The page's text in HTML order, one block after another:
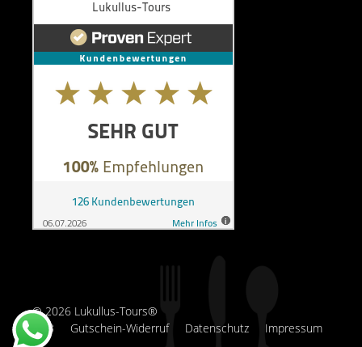
AGB Gutschein-Widerruf Datenschutz Impressum
© 2026 Lukullus-Tours®